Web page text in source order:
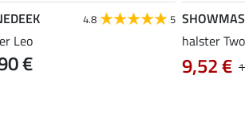
4.8 5
Leo
€
halster
9,52 €